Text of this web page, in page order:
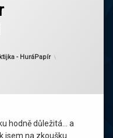
18 listopadu, 2011
- HuráPapír
hodně důležitá… a
jsem na zkoušku